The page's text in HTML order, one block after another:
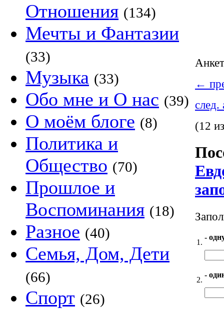
Отношения (134)
Мечты и Фантазии
(33)
Музыка (33)
Обо мне и О нас (39)
О моём блоге (8)
Политика и
Общество (70)
Прошлое и
Воспоминания (18)
Разное (40)
Семья, Дом, Дети
(66)
Спорт (26)
←
след.
(12
1.
-
2.
-